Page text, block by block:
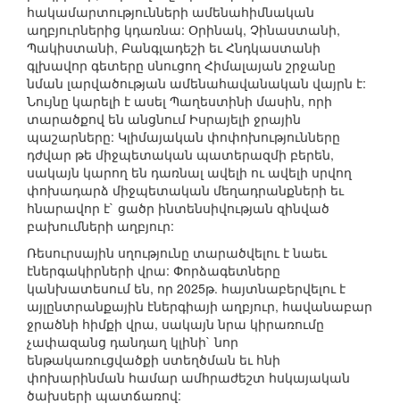
հակամարտությունների ամենահիմնական
աղբյուրներից կդառնա: Օրինակ, Չինաստանի,
Պակիստանի, Բանգլադեշի եւ Հնդկաստանի
գլխավոր գետերը սնուցող Հիմալայան շրջանը
նման լարվածության ամենահավանական վայրն է:
Նույնը կարելի է ասել Պաղեստինի մասին, որի
տարածքով են անցնում Իսրայելի ջրային
պաշարները: Կլիմայական փոփոխությունները
դժվար թե միջպետական պատերազմի բերեն,
սակայն կարող են դառնալ ավելի ու ավելի սրվող
փոխադարձ միջպետական մեղադրանքների եւ
հնարավոր է` ցածր ինտենսիվության զինված
բախումների աղբյուր:
Ռեսուրսային սղությունը տարածվելու է նաեւ
էներգակիրների վրա: Փորձագետները
կանխատեսում են, որ 2025թ. հայտնաբերվելու է
այլընտրանքային էներգիայի աղբյուր, հավանաբար
ջրածնի հիմքի վրա, սակայն նրա կիրառումը
չափազանց դանդաղ կլինի` նոր
ենթակառուցվածքի ստեղծման եւ հնի
փոխարինման համար ամհրաժեշտ հսկայական
ծախսերի պատճառով: